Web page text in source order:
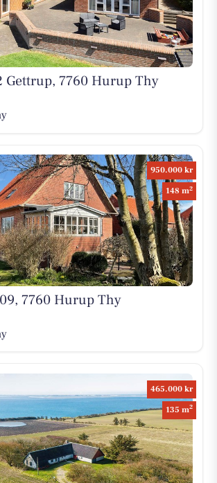
Gettrup, 7760 Hurup Thy
950.000 kr
148 m2
7760 Hurup Thy
465.000 kr
135 m2